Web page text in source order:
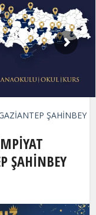
ŞAHİNBEY
ŞAHİNBEY